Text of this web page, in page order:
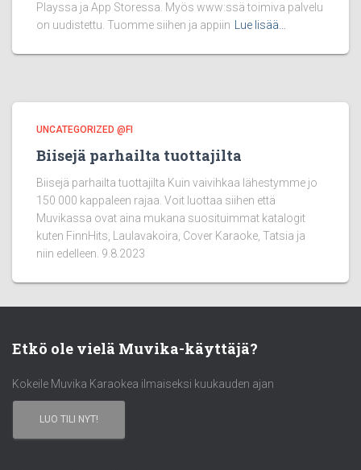
Playssa ja App Storessa. Myös www:ssä toimiva palvelu
on uudistettu. Tuomme siihen ja appiin
Lue lisää…
UNCATEGORIZED @FI
Biisejä parhailta tuottajilta
Biisejä parhailta tuottajilta Kuin vaivihkaa lähestymme jo
150 000 kappaleen rajaa. Voit luottaa siihen että
Muvikassa ovat aina mukana suosituimmat katalogit
kuten FinnHits, Laulavakoira, Cover Karaoke, Tatsia ja
niin edelleen. 9.8.2023
Etkö ole vielä Muvika-käyttäjä?
Kokeile Muvika Karaokea ilmaiseksi kuukauden ajan
LUO TILI NYT!